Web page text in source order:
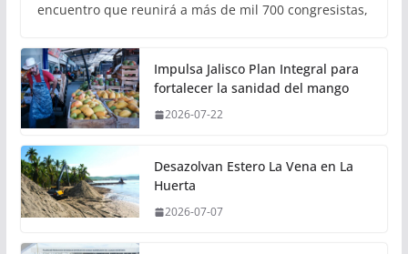
encuentro que reunirá a más de mil 700 congresistas,
Impulsa Jalisco Plan Integral para
fortalecer la sanidad del mango
2026-07-22
Desazolvan Estero La Vena en La
Huerta
2026-07-07